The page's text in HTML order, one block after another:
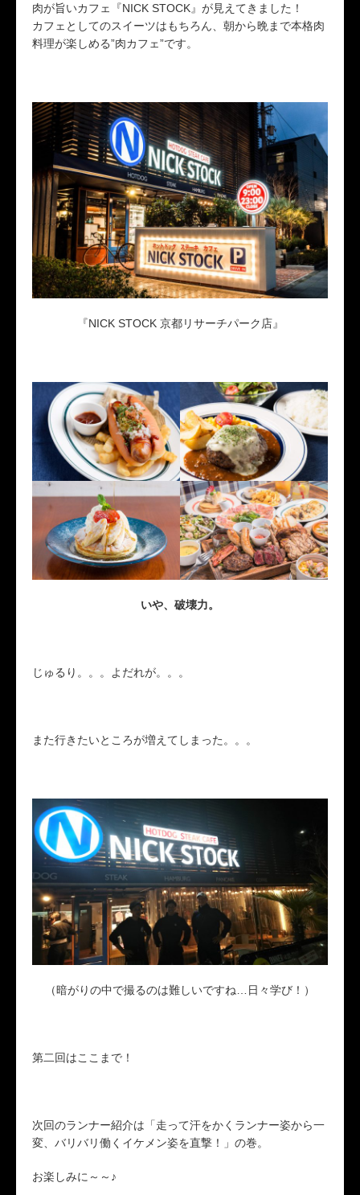
肉が旨いカフェ『NICK STOCK』が見えてきました！
カフェとしてのスイーツはもちろん、朝から晩まで本格肉
料理が楽しめる”肉カフェ”です。
『NICK STOCK 京都リサーチパーク店』
いや、破壊力。
じゅるり。。。よだれが。。。
また行きたいところが増えてしまった。。。
（暗がりの中で撮るのは難しいですね…日々学び！）
第二回はここまで！
次回のランナー紹介は「走って汗をかくランナー姿から一
変、バリバリ働くイケメン姿を直撃！」の巻。
お楽しみに～～♪